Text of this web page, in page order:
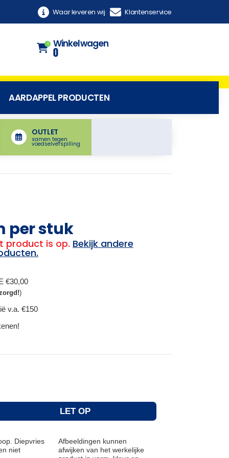
Waar leveren wij Klantenservice
0 Winkelwagen
0
AARDAPPEL PRODUCTEN
OUTLET
samen tegen
voedselverspilling
per stuk
product is op. Bekijk andere
€30,00
)
v.a. €150
LET OP
Diepvries
niet
Afbeeldingen kunnen
afwijken van het werkelijke